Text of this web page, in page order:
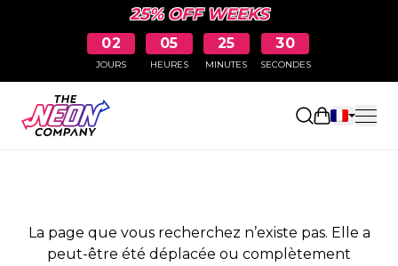
25% OFF WEEKS
02
JOURS
05
HEURES
25
MINUTES
30
SECONDES
Ouvrir le
PAGE NON TROUVÉE
La page que vous recherchez n’existe pas. Elle a
peut-être été déplacée ou complètement